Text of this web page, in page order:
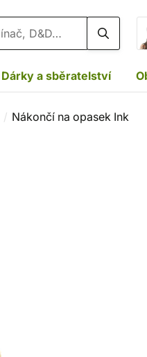
Dárky a sběratelství
Nákončí na opasek Ink